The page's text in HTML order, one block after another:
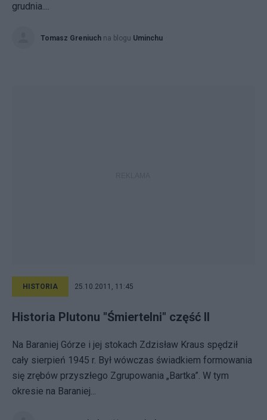
grudnia....
Tomasz Greniuch na blogu Uminchu
HISTORIA 25.10.2011, 11:45
Historia Plutonu "Śmiertelni" część II
Na Baraniej Górze i jej stokach Zdzisław Kraus spędził
cały sierpień 1945 r. Był wówczas świadkiem formowania
się zrębów przyszłego Zgrupowania „Bartka”. W tym
okresie na Baraniej...